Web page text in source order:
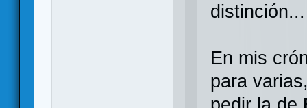
distinción...
En mis
para